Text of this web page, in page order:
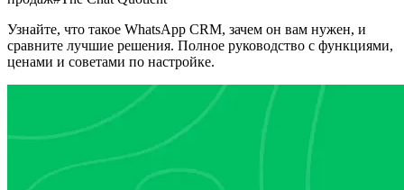
Узнайте, что такое WhatsApp CRM, зачем он вам нужен, и
сравните лучшие решения. Полное руководство с функциями,
ценами и советами по настройке.